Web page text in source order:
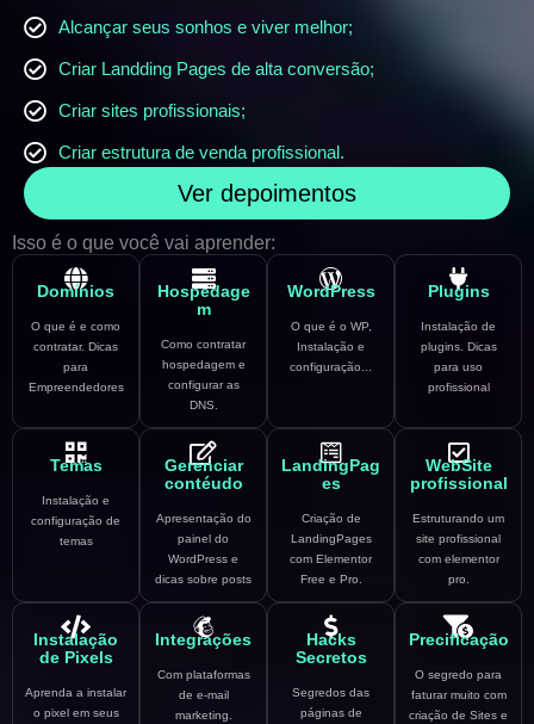
Alcançar seus sonhos e viver melhor;
Criar Landding Pages de alta conversão;
Criar sites profissionais;
Criar estrutura de venda profissional.
Ver depoimentos
Isso é o que você vai aprender:
Domínios
O que é e como
contratar. Dicas
para
Empreendedores
Hospedage
m
Como contratar
hospedagem e
configurar as
DNS.
WordPress
O que é o WP,
Instalação e
configuração...
Plugins
Instalação de
plugins. Dicas
para uso
profissional
Temas
Instalação e
configuração de
temas
Gerenciar
contéudo
Apresentação do
painel do
WordPress e
dicas sobre posts
LandingPag
es
Criação de
LandingPages
com Elementor
Free e Pro.
WebSite
profissional
Estruturando um
site profissional
com elementor
pro.
Instalação
de Pixels
Aprenda a instalar
o pixel em seus
Integrações
Com plataformas
de e-mail
marketing.
Hacks
Secretos
Segredos das
páginas de
Precificação
O segredo para
faturar muito com
criação de Sites e